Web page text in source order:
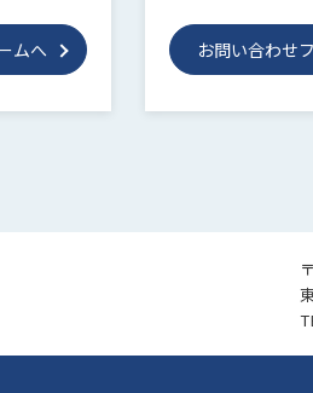
ムへ お問い合わせ